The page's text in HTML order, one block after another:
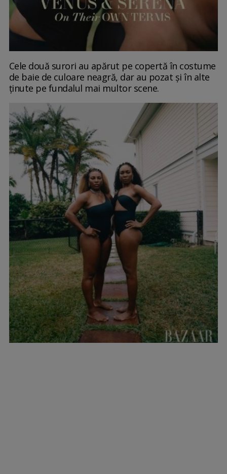
Cele două surori au apărut pe copertă în costume
de baie de culoare neagră, dar au pozat și în alte
ținute pe fundalul mai multor scene.